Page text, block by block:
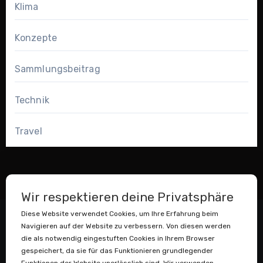
Klima
Konzepte
Sammlungsbeitrag
Technik
Travel
Wir respektieren deine Privatsphäre
Diese Website verwendet Cookies, um Ihre Erfahrung beim
Navigieren auf der Website zu verbessern. Von diesen werden
die als notwendig eingestuften Cookies in Ihrem Browser
gespeichert, da sie für das Funktionieren grundlegender